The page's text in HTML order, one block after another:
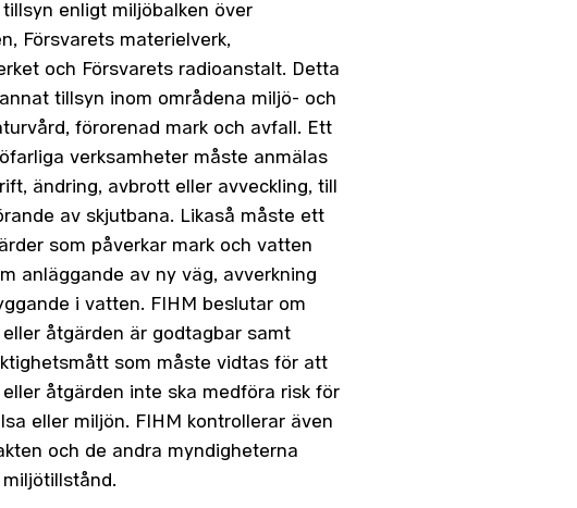
enligt miljöbalken över
Försvarets materielverk,
och Försvarets radioanstalt. Detta
tillsyn inom områdena miljö- och
förorenad mark och avfall. Ett
verksamheter måste anmälas
ändring, avbrott eller avveckling, till
av skjutbana. Likaså måste ett
som påverkar mark och vatten
anläggande av ny väg, avverkning
i vatten. FIHM beslutar om
åtgärden är godtagbar samt
som måste vidtas för att
åtgärden inte ska medföra risk för
eller miljön. FIHM kontrollerar även
och de andra myndigheterna